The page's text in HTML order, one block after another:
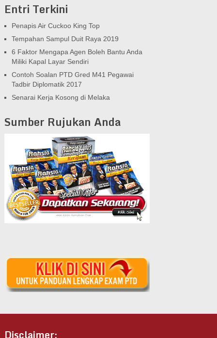
Entri Terkini
Penapis Air Cuckoo King Top
Tempahan Sampul Duit Raya 2019
6 Faktor Mengapa Agen Boleh Bantu Anda
Miliki Kapal Layar Sendiri
Contoh Soalan PTD Gred M41 Pegawai
Tadbir Diplomatik 2017
Senarai Kerja Kosong di Melaka
Sumber Rujukan Anda